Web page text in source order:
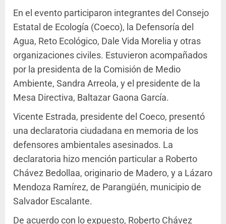
En el evento participaron integrantes del Consejo
Estatal de Ecología (Coeco), la Defensoría del
Agua, Reto Ecológico, Dale Vida Morelia y otras
organizaciones civiles. Estuvieron acompañados
por la presidenta de la Comisión de Medio
Ambiente, Sandra Arreola, y el presidente de la
Mesa Directiva, Baltazar Gaona García.
Vicente Estrada, presidente del Coeco, presentó
una declaratoria ciudadana en memoria de los
defensores ambientales asesinados. La
declaratoria hizo mención particular a Roberto
Chávez Bedollaa, originario de Madero, y a Lázaro
Mendoza Ramírez, de Parangüén, municipio de
Salvador Escalante.
De acuerdo con lo expuesto, Roberto Chávez